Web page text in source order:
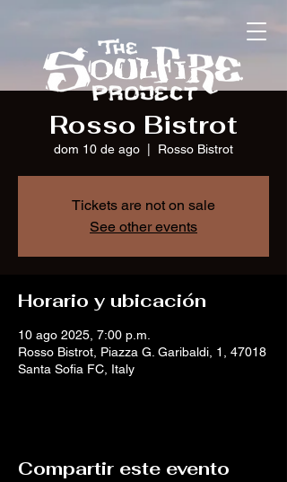
Rosso Bistrot
dom 10 de ago Rosso Bistrot
Tickets are not on sale
See other events
Horario y ubicación
10 ago 2025, 7:00 p.m.
Rosso Bistrot, Piazza G. Garibaldi, 1, 47018
Santa Sofia FC, Italy
Compartir este evento